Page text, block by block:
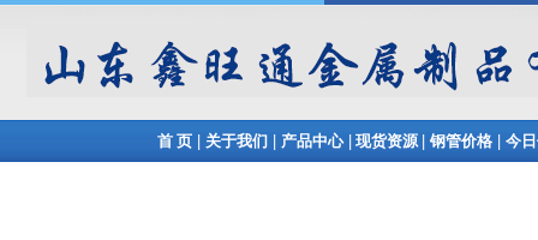
首 页 | 关于我们 | 产品中心| 现货资源 | 钢管价格 | 今